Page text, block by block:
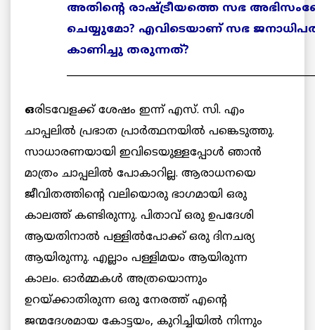
അതിന്റെ രാഷ്ട്രീയത്തെ സഭ
ചെയ്യുമോ? എവിടെയാണ് സഭ
കാണിച്ചു തരുന്നത്?
ഒരിടവേളക്ക് ശേഷം ഇന്ന് എസ്. സി. എം
ചാപ്പലില്‍ പ്രഭാത പ്രാര്‍ത്ഥനയില്‍ പങ്കെടുത്തു.
സാധാരണയായി ഇവിടെയുള്ളപ്പോള്‍ ഞാന്‍
മാത്രം ചാപ്പലില്‍ പോകാറില്ല. ആരാധനയെ
ജീവിതത്തിന്റെ വലിയൊരു ഭാഗമായി ഒരു
കാലത്ത് കണ്ടിരുന്നു. പിതാവ് ഒരു ഉപദേശി
ആയതിനാല്‍ പള്ളില്‍പോക്ക് ഒരു ദിനചര്യ
ആയിരുന്നു. എല്ലാം പള്ളിമയം ആയിരുന്ന
കാലം. ഓര്‍മ്മകള്‍ അത്രയൊന്നും
ഉറയ്ക്കാതിരുന്ന ഒരു നേരത്ത് എന്റെ
ജന്മദേശമായ കോട്ടയം, കുറിച്ചിയില്‍ നിന്നും